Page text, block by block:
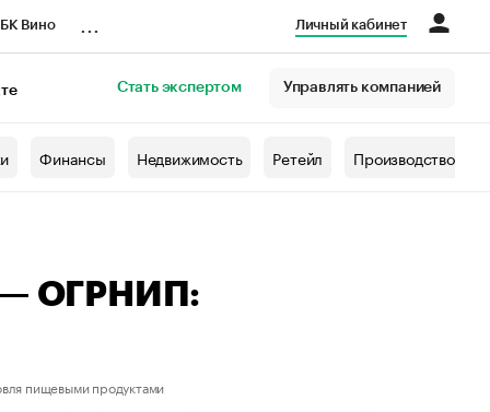
Вино Личный кабинет
Стать экспертом Управлять компанией
Финансы Недвижимость Ретейл Производство
— ОГРНИП:
пищевыми продуктами